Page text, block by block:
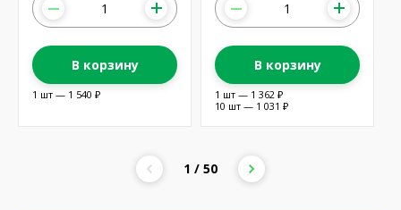
В корзину
1 шт — 1 540 ₽
В корзину
1 шт — 1 362 ₽
10 шт — 1 031 ₽
1 / 50